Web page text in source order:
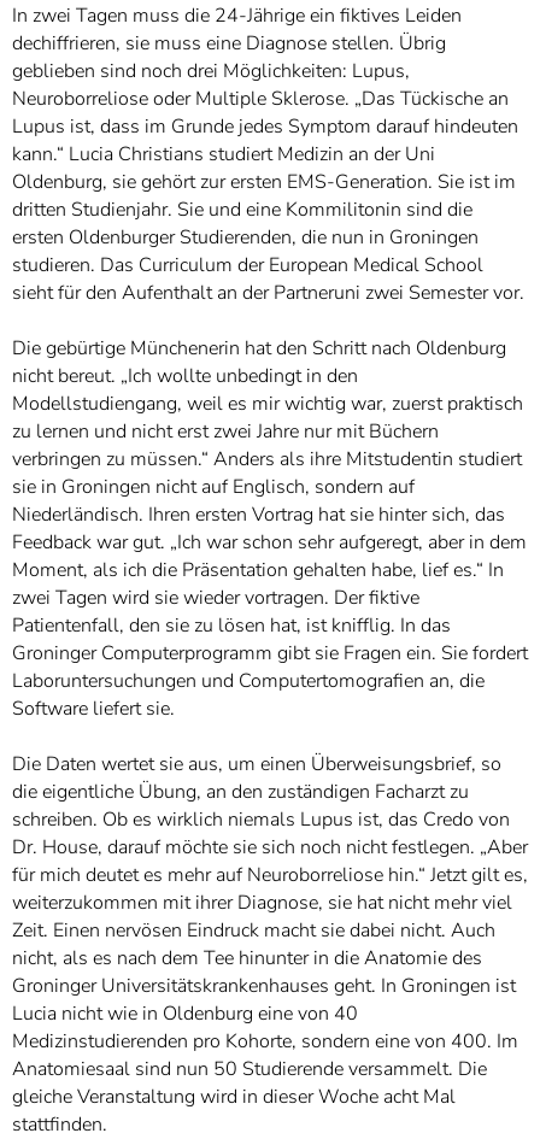
In zwei Tagen muss die 24-Jährige ein fiktives Leiden
dechiffrieren, sie muss eine Diagnose stellen. Übrig
geblieben sind noch drei Möglichkeiten: Lupus,
Neuroborreliose oder Multiple Sklerose. „Das Tückische an
Lupus ist, dass im Grunde jedes Symptom darauf hindeuten
kann.“ Lucia Christians studiert Medizin an der Uni
Oldenburg, sie gehört zur ersten EMS-Generation. Sie ist im
dritten Studienjahr. Sie und eine Kommilitonin sind die
ersten Oldenburger Studierenden, die nun in Groningen
studieren. Das Curriculum der European Medical School
sieht für den Aufenthalt an der Partneruni zwei Semester vor.
Die gebürtige Münchenerin hat den Schritt nach Oldenburg
nicht bereut. „Ich wollte unbedingt in den
Modellstudiengang, weil es mir wichtig war, zuerst praktisch
zu lernen und nicht erst zwei Jahre nur mit Büchern
verbringen zu müssen.“ Anders als ihre Mitstudentin studiert
sie in Groningen nicht auf Englisch, sondern auf
Niederländisch. Ihren ersten Vortrag hat sie hinter sich, das
Feedback war gut. „Ich war schon sehr aufgeregt, aber in dem
Moment, als ich die Präsentation gehalten habe, lief es.“ In
zwei Tagen wird sie wieder vortragen. Der fiktive
Patientenfall, den sie zu lösen hat, ist knifflig. In das
Groninger Computerprogramm gibt sie Fragen ein. Sie fordert
Laboruntersuchungen und Computertomografien an, die
Software liefert sie.
Die Daten wertet sie aus, um einen Überweisungsbrief, so
die eigentliche Übung, an den zuständigen Facharzt zu
schreiben. Ob es wirklich niemals Lupus ist, das Credo von
Dr. House, darauf möchte sie sich noch nicht festlegen. „Aber
für mich deutet es mehr auf Neuroborreliose hin.“ Jetzt gilt es,
weiterzukommen mit ihrer Diagnose, sie hat nicht mehr viel
Zeit. Einen nervösen Eindruck macht sie dabei nicht. Auch
nicht, als es nach dem Tee hinunter in die Anatomie des
Groninger Universitätskrankenhauses geht. In Groningen ist
Lucia nicht wie in Oldenburg eine von 40
Medizinstudierenden pro Kohorte, sondern eine von 400. Im
Anatomiesaal sind nun 50 Studierende versammelt. Die
gleiche Veranstaltung wird in dieser Woche acht Mal
stattfinden.